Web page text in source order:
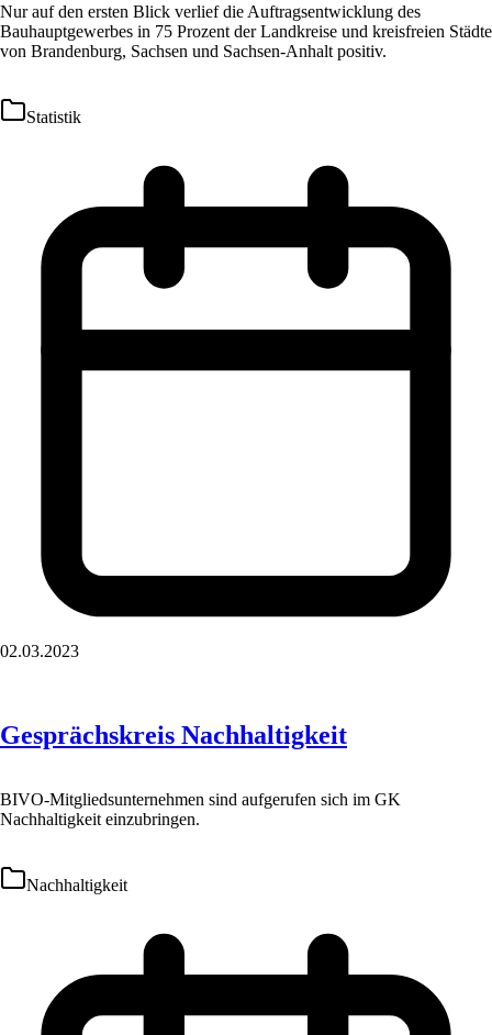
Nur auf den ersten Blick verlief die Auftragsentwicklung des
Bauhauptgewerbes in 75 Prozent der Landkreise und kreisfreien Städte
von Brandenburg, Sachsen und Sachsen-Anhalt positiv.
Statistik
02.03.2023
Gesprächskreis Nachhaltigkeit
BIVO-Mitgliedsunternehmen sind aufgerufen sich im GK
Nachhaltigkeit einzubringen.
Nachhaltigkeit